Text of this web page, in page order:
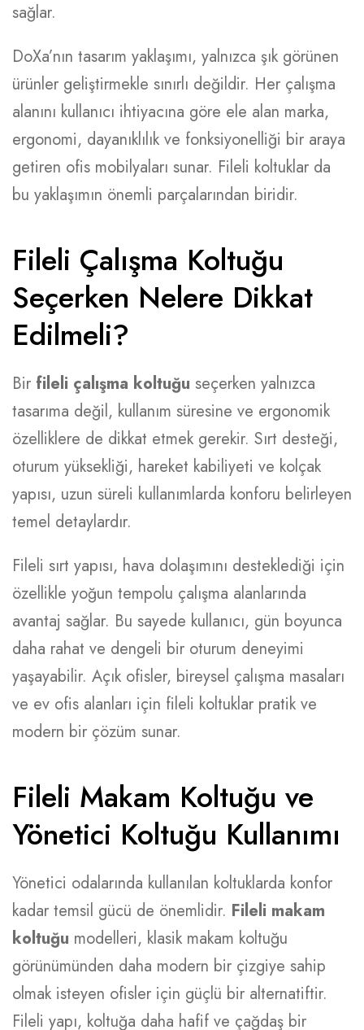
sağlar.
DoXa’nın tasarım yaklaşımı, yalnızca şık görünen
ürünler geliştirmekle sınırlı değildir. Her çalışma
alanını kullanıcı ihtiyacına göre ele alan marka,
ergonomi, dayanıklılık ve fonksiyonelliği bir araya
getiren ofis mobilyaları sunar. Fileli koltuklar da
bu yaklaşımın önemli parçalarından biridir.
Fileli Çalışma Koltuğu
Seçerken Nelere Dikkat
Edilmeli?
Bir fileli çalışma koltuğu seçerken yalnızca
tasarıma değil, kullanım süresine ve ergonomik
özelliklere de dikkat etmek gerekir. Sırt desteği,
oturum yüksekliği, hareket kabiliyeti ve kolçak
yapısı, uzun süreli kullanımlarda konforu belirleyen
temel detaylardır.
Fileli sırt yapısı, hava dolaşımını desteklediği için
özellikle yoğun tempolu çalışma alanlarında
avantaj sağlar. Bu sayede kullanıcı, gün boyunca
daha rahat ve dengeli bir oturum deneyimi
yaşayabilir. Açık ofisler, bireysel çalışma masaları
ve ev ofis alanları için fileli koltuklar pratik ve
modern bir çözüm sunar.
Fileli Makam Koltuğu ve
Yönetici Koltuğu Kullanımı
Yönetici odalarında kullanılan koltuklarda konfor
kadar temsil gücü de önemlidir. Fileli makam
koltuğu modelleri, klasik makam koltuğu
görünümünden daha modern bir çizgiye sahip
olmak isteyen ofisler için güçlü bir alternatiftir.
Fileli yapı, koltuğa daha hafif ve çağdaş bir